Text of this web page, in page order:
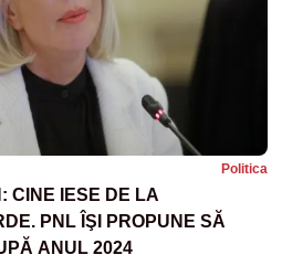
Politica
CINE IESE DE LA
PNL ÎŞI PROPUNE SĂ
ANUL 2024